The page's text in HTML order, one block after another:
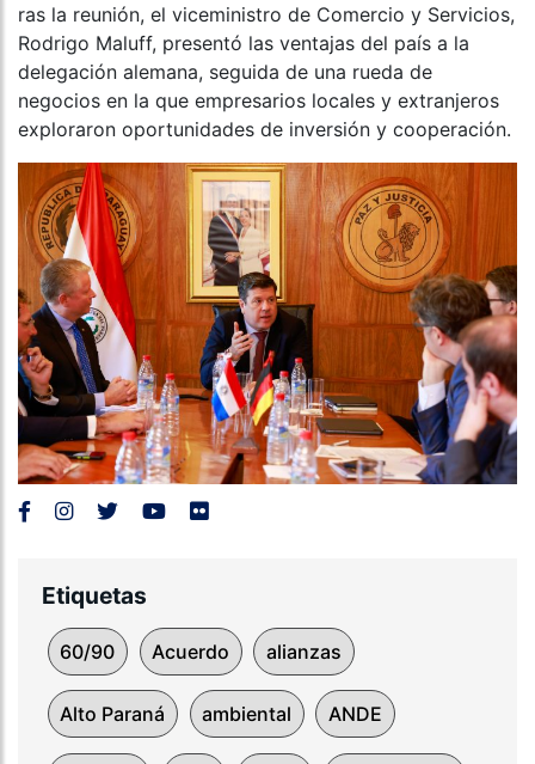
ras la reunión, el viceministro de Comercio y Servicios,
Rodrigo Maluff, presentó las ventajas del país a la
delegación alemana, seguida de una rueda de
negocios en la que empresarios locales y extranjeros
exploraron oportunidades de inversión y cooperación.
Etiquetas
60/90 Acuerdo alianzas
Alto Paraná ambiental ANDE